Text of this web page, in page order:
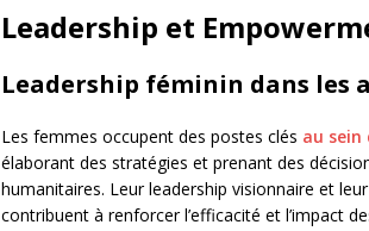
Leadership et
Leadership féminin dans les
Les femmes occupent des postes clés au
élaborant des stratégies et prenant des
humanitaires. Leur leadership visionnaire et
contribuent à renforcer l’efficacité et l’impact